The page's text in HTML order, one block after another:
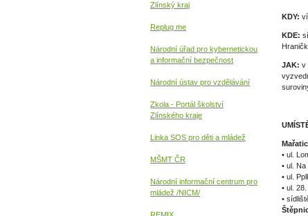
Zlínský kraj
Replug me
Národní úřad pro kybernetickou
a informační bezpečnost
Národní ústav pro vzdělávání
Zkola - Portál školství
Zlínského kraje
Linka SOS pro děti a mládež
MŠMT ČR
Národní informační centrum pro
mládež /NICM/
KDY:
KDE:
JAK: v
• ul.
• ul.
• ul.
• ul.
•